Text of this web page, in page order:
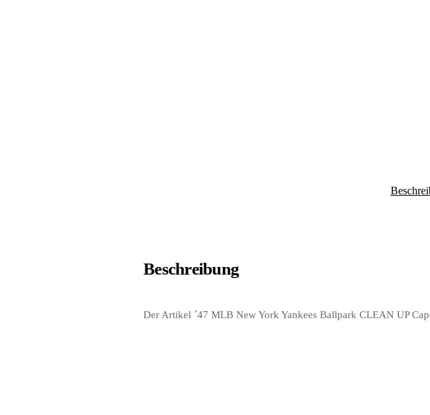
Beschreibung
Der Artikel ´47 MLB New York Yankees Ballpark CLEAN UP